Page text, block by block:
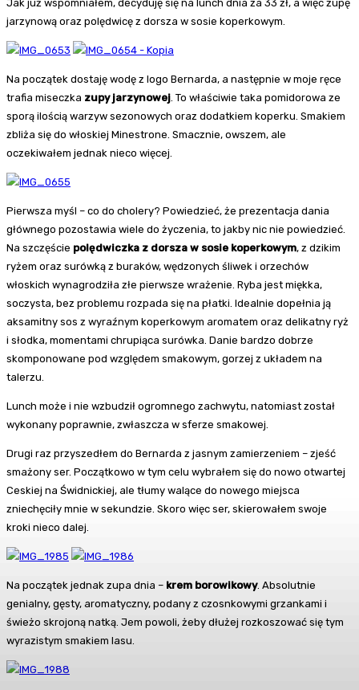
Jak już wspomniałem, decyduję się na lunch dnia za 33 zł, a więc zupę
jarzynową oraz polędwicę z dorsza w sosie koperkowym.
Na początek dostaję wodę z logo Bernarda, a następnie w moje ręce
trafia miseczka zupy jarzynowej . To właściwie taka pomidorowa ze
sporą ilością warzyw sezonowych oraz dodatkiem koperku. Smakiem
zbliża się do włoskiej Minestrone. Smacznie, owszem, ale
oczekiwałem jednak nieco więcej.
Pierwsza myśl – co do cholery? Powiedzieć, że prezentacja dania
głównego pozostawia wiele do życzenia, to jakby nic nie powiedzieć.
Na szczęście polędwiczka z dorsza w sosie koperkowym, z dzikim
ryżem oraz surówką z buraków, wędzonych śliwek i orzechów
włoskich wynagrodziła złe pierwsze wrażenie. Ryba jest miękka,
soczysta, bez problemu rozpada się na płatki. Idealnie dopełnia ją
aksamitny sos z wyraźnym koperkowym aromatem oraz delikatny ryż
i słodka, momentami chrupiąca surówka. Danie bardzo dobrze
skomponowane pod względem smakowym, gorzej z układem na
talerzu.
Lunch może i nie wzbudził ogromnego zachwytu, natomiast został
wykonany poprawnie, zwłaszcza w sferze smakowej.
Drugi raz przyszedłem do Bernarda z jasnym zamierzeniem – zjeść
smażony ser. Początkowo w tym celu wybrałem się do nowo otwartej
Ceskiej na Świdnickiej, ale tłumy walące do nowego miejsca
zniechęciły mnie w sekundzie. Skoro więc ser, skierowałem swoje
kroki nieco dalej.
Na początek jednak zupa dnia – krem borowikowy. Absolutnie
genialny, gęsty, aromatyczny, podany z czosnkowymi grzankami i
świeżo skrojoną natką. Jem powoli, żeby dłużej rozkoszować się tym
wyrazistym smakiem lasu.